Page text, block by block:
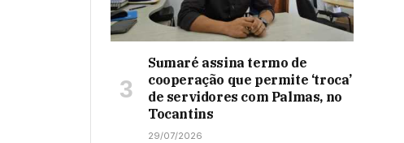
Sumaré assina termo de
cooperação que permite ‘troca’
de servidores com Palmas, no
Tocantins
29/07/2026